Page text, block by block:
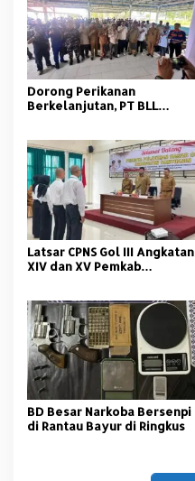
Dorong Perikanan
Berkelanjutan, PT BLL
Tangkap
Latsar CPNS Gol III Angkatan
XIV dan XV Pemkab
BD Besar Narkoba Bersenpi
di Rantau Bayur di Ringkus